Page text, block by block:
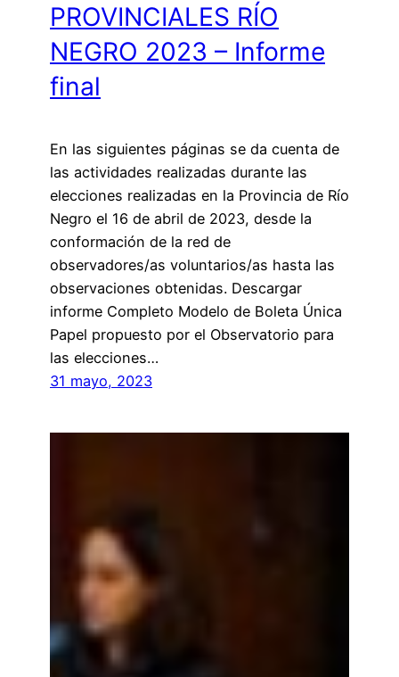
PROVINCIALES RÍO
NEGRO 2023 – Informe
final
En las siguientes páginas se da cuenta de
las actividades realizadas durante las
elecciones realizadas en la Provincia de Río
Negro el 16 de abril de 2023, desde la
conformación de la red de
observadores/as voluntarios/as hasta las
observaciones obtenidas. Descargar
informe Completo Modelo de Boleta Única
Papel propuesto por el Observatorio para
las elecciones…
31 mayo, 2023